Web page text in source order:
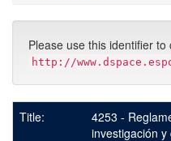
Please use this identifier
http://
Title:
4253 -
investigación